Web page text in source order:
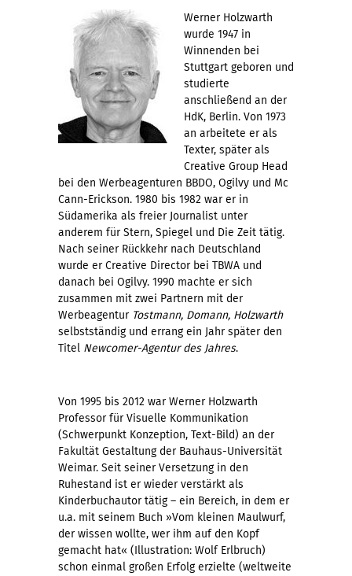
Werner Holzwarth
wurde 1947 in
Winnenden bei
Stuttgart geboren und
studierte
anschließend an der
HdK, Berlin. Von 1973
an arbeitete er als
Texter, später als
Creative Group Head
bei den Werbeagenturen BBDO, Ogilvy und Mc
Cann-Erickson. 1980 bis 1982 war er in
Südamerika als freier Journalist unter
anderem für Stern, Spiegel und Die Zeit tätig.
Nach seiner Rückkehr nach Deutschland
wurde er Creative Director bei TBWA und
danach bei Ogilvy. 1990 machte er sich
zusammen mit zwei Partnern mit der
Werbeagentur Tostmann, Domann, Holzwarth
selbstständig und errang ein Jahr später den
Titel Newcomer-Agentur des Jahres.
Von 1995 bis 2012 war Werner Holzwarth
Professor für Visuelle Kommunikation
(Schwerpunkt Konzeption, Text-Bild) an der
Fakultät Gestaltung der Bauhaus-Universität
Weimar. Seit seiner Versetzung in den
Ruhestand ist er wieder verstärkt als
Kinderbuchautor tätig – ein Bereich, in dem er
u.a. mit seinem Buch »Vom kleinen Maulwurf,
der wissen wollte, wer ihm auf den Kopf
gemacht hat« (Illustration: Wolf Erlbruch)
schon einmal großen Erfolg erzielte (weltweite